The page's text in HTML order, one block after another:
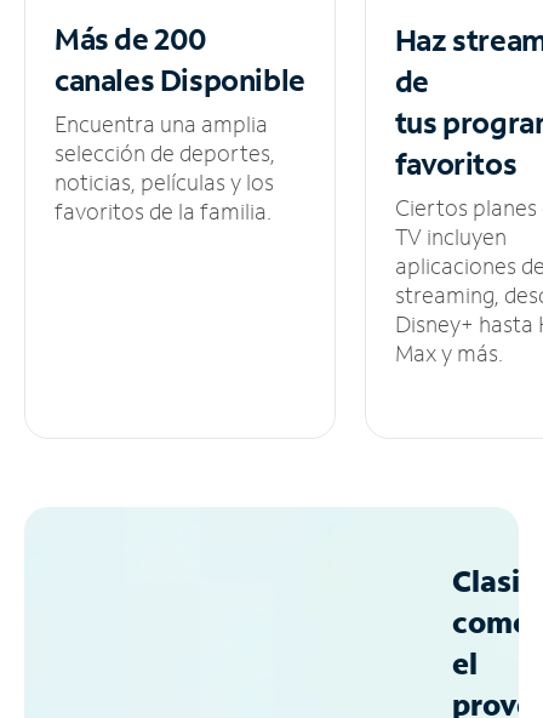
Más de 200
canalesDisponible
Encuentra una amplia
selección de deportes,
noticias, películas y los
favoritos de la familia.
Haz
de
tus
favoritos
Ciertos planes
TV incluyen
aplicaciones
streaming,
Disney+ hasta
Max y más.
como
el